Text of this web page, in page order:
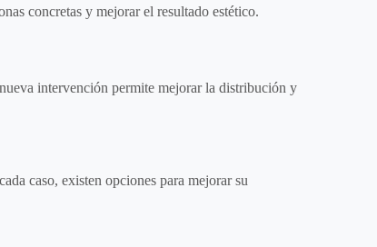
concretas y mejorar el resultado estético.
intervención permite mejorar la distribución y
caso, existen opciones para mejorar su